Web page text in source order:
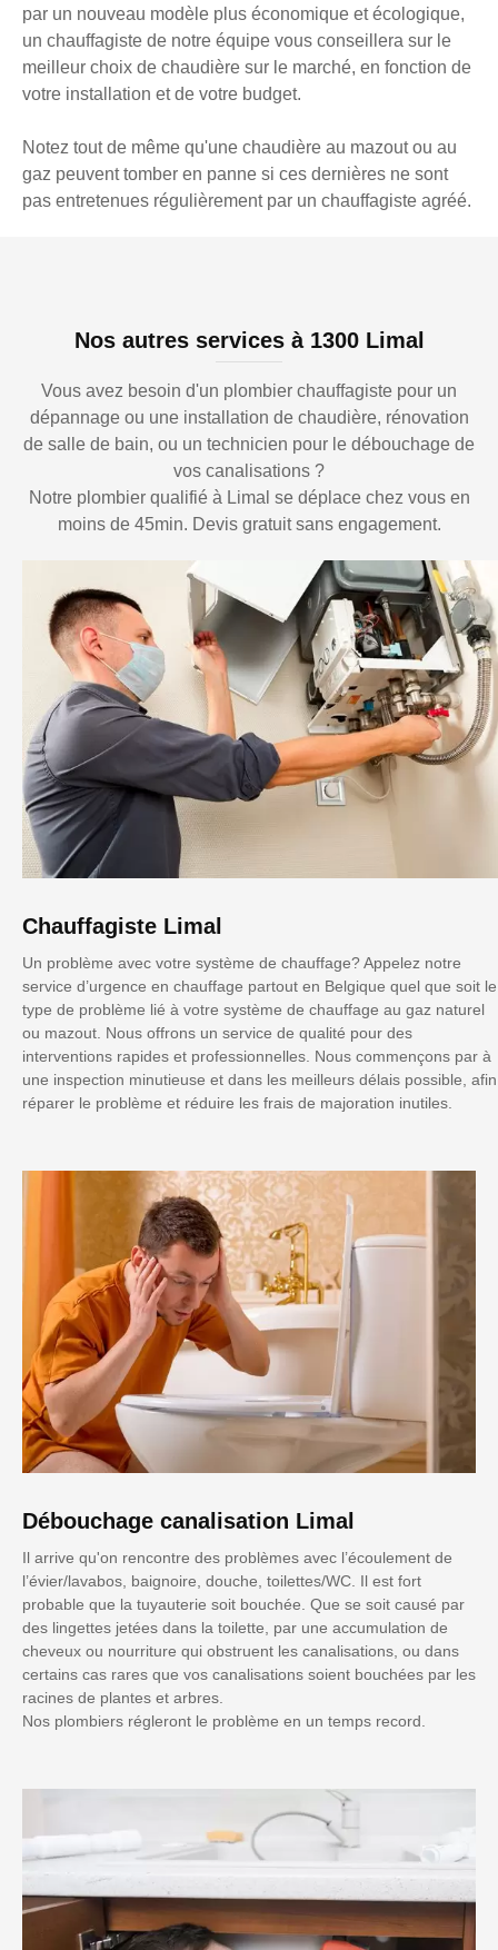
par un nouveau modèle plus économique et écologique,
un chauffagiste de notre équipe vous conseillera sur le
meilleur choix de chaudière sur le marché, en fonction de
votre installation et de votre budget.
Notez tout de même qu'une chaudière au mazout ou au
gaz peuvent tomber en panne si ces dernières ne sont
pas entretenues régulièrement par un chauffagiste agréé.
Nos autres services à 1300 Limal
Vous avez besoin d'un plombier chauffagiste pour un
dépannage ou une installation de chaudière, rénovation
de salle de bain, ou un technicien pour le débouchage de
vos canalisations ?
Notre plombier qualifié à Limal se déplace chez vous en
moins de 45min. Devis gratuit sans engagement.
Chauffagiste Limal
Un problème avec votre système de chauffage? Appelez notre
service d’urgence en chauffage partout en Belgique quel que soit le
type de problème lié à votre système de chauffage au gaz naturel
ou mazout. Nous offrons un service de qualité pour des
interventions rapides et professionnelles. Nous commençons par à
une inspection minutieuse et dans les meilleurs délais possible, afin
réparer le problème et réduire les frais de majoration inutiles.
Débouchage canalisation Limal
Il arrive qu'on rencontre des problèmes avec l’écoulement de
l’évier/lavabos, baignoire, douche, toilettes/WC. Il est fort
probable que la tuyauterie soit bouchée. Que se soit causé par
des lingettes jetées dans la toilette, par une accumulation de
cheveux ou nourriture qui obstruent les canalisations, ou dans
certains cas rares que vos canalisations soient bouchées par les
racines de plantes et arbres.
Nos plombiers régleront le problème en un temps record.